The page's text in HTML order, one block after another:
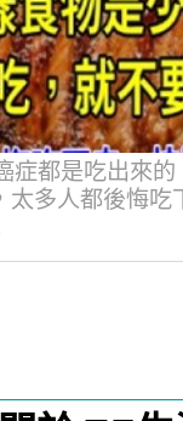
症都是吃出來
太多人都後悔吃